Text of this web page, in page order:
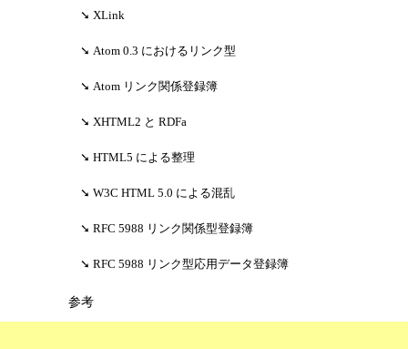
XLink
Atom 0.3 におけるリンク型
Atom リンク関係登録簿
XHTML2 と RDFa
HTML5 による整理
W3C HTML 5.0 による混乱
RFC 5988 リンク関係型登録簿
RFC 5988 リンク型応用データ登録簿
参考